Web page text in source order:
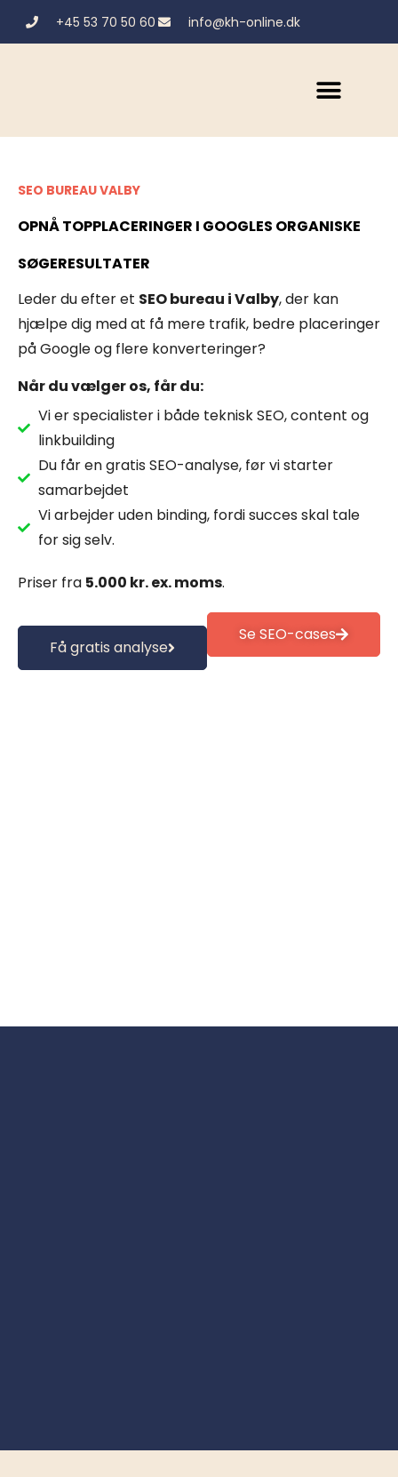
+45 53 70 50 60 info@kh-online.dk
SEO BUREAU VALBY
OPNÅ TOPPLACERINGER I GOOGLES ORGANISKE
SØGERESULTATER
Leder du efter et SEO bureau i Valby, der kan
hjælpe dig med at få mere trafik, bedre placeringer
på Google og flere konverteringer?
Når du vælger os, får du:
Vi er specialister i både teknisk SEO, content og
linkbuilding
Du får en gratis SEO-analyse, før vi starter
samarbejdet
Vi arbejder uden binding, fordi succes skal tale
for sig selv.
Priser fra 5.000 kr. ex. moms.
Få gratis analyse
Se SEO-cases